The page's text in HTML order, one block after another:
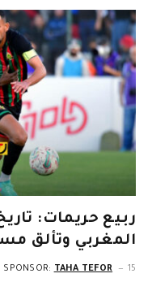
ربيع حريمات:
المغربي وتألق
SPONSOR: TAHA TEFOR 15 سبتمبر، 2025